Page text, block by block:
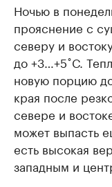
Ночью в
прояснение с
северу и
до +3…+5˚С.
новую порцию
края после
севере и
может выпасть
есть высокая
западным и